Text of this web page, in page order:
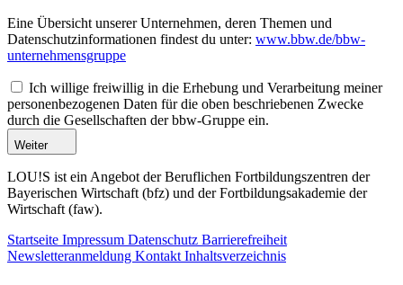
Eine Übersicht unserer Unternehmen, deren Themen und
Datenschutzinformationen findest du unter: www.bbw.de/bbw-
unternehmensgruppe
Ich willige freiwillig in die Erhebung und Verarbeitung meiner
personenbezogenen Daten für die oben beschriebenen Zwecke
durch die Gesellschaften der bbw-Gruppe ein.
Weiter
LOU!S ist ein Angebot der Beruflichen Fortbildungszentren der
Bayerischen Wirtschaft (bfz) und der Fortbildungsakademie der
Wirtschaft (faw).
Startseite Impressum Datenschutz Barrierefreiheit
Newsletteranmeldung Kontakt Inhaltsverzeichnis